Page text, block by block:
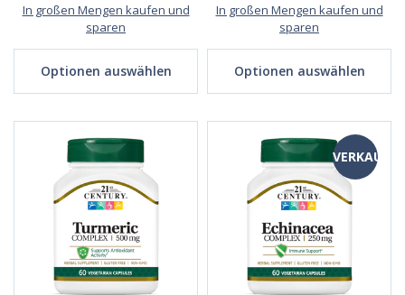
In großen Mengen kaufen und
sparen
Optionen auswählen
In großen Mengen kaufen und
sparen
Optionen auswählen
VERKAUF